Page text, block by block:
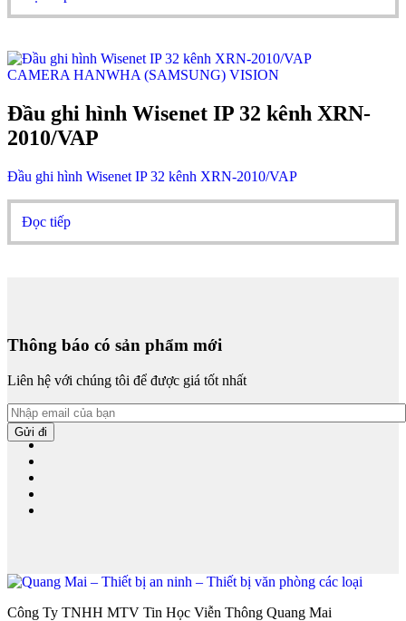
CAMERA HANWHA (SAMSUNG) VISION
Đầu ghi hình Wisenet IP 32 kênh XRN-
2010/VAP
Đầu ghi hình Wisenet IP 32 kênh XRN-2010/VAP
Đọc tiếp
Thông báo có sản phẩm mới
Liên hệ với chúng tôi để được giá tốt nhất
Công Ty TNHH MTV Tin Học Viễn Thông Quang Mai